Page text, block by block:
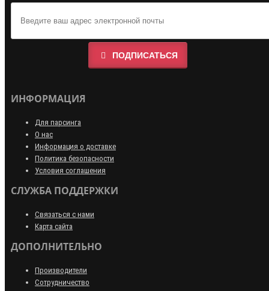
ПОДПИСАТЬСЯ
ИНФОРМАЦИЯ
Для парсинга
О нас
Информация о доставке
Политика безопасности
Условия соглашения
СЛУЖБА ПОДДЕРЖКИ
Связаться с нами
Карта сайта
ДОПОЛНИТЕЛЬНО
Производители
Сотрудничество